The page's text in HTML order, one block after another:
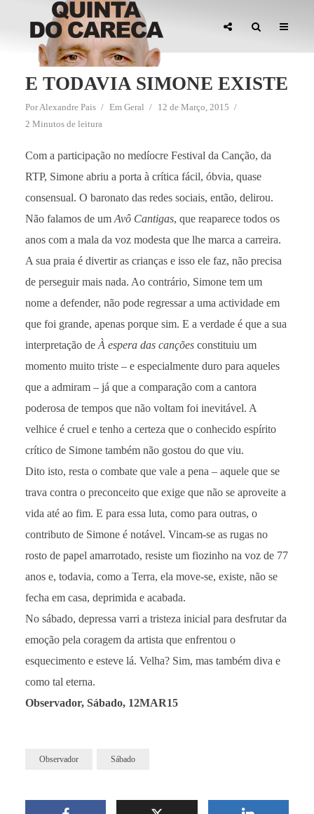
E TODAVIA SIMONE EXISTE
PorAlexandre Pais Em Geral
12 de Março, 2015
2 Minutos de leitura
Com a participação no medíocre Festival da Canção, da
RTP, Simone abriu a porta à crítica fácil, óbvia, quase
consensual. O baronato das redes sociais, então, delirou.
Não falamos de um Avô Cantigas, que reaparece todos os
anos com a mala da voz modesta que lhe marca a carreira.
A sua praia é divertir as crianças e isso ele faz, não precisa
de perseguir mais nada. Ao contrário, Simone tem um
nome a defender, não pode regressar a uma actividade em
que foi grande, apenas porque sim. E a verdade é que a sua
interpretação de À espera das cançõesconstituiu um
momento muito triste – e especialmente duro para aqueles
que a admiram – já que a comparação com a cantora
poderosa de tempos que não voltam foi inevitável. A
velhice é cruel e tenho a certeza que o conhecido espírito
crítico de Simone também não gostou do que viu.
Dito isto, resta o combate que vale a pena – aquele que se
trava contra o preconceito que exige que não se aproveite a
vida até ao fim. E para essa luta, como para outras, o
contributo de Simone é notável. Vincam-se as rugas no
rosto de papel amarrotado, resiste um fiozinho na voz de 77
anos e, todavia, como a Terra, ela move-se, existe, não se
fecha em casa, deprimida e acabada.
No sábado, depressa varri a tristeza inicial para desfrutar da
emoção pela coragem da artista que enfrentou o
esquecimento e esteve lá. Velha? Sim, mas também diva e
como tal eterna.
Observador, Sábado, 12MAR15
Observador Sábado